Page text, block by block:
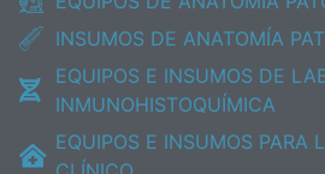
INSUMOS DE ANATOMÍA
EQUIPOS E INSUMOS DE
INMUNOHISTOQUÍMICA
EQUIPOS E INSUMOS PARA